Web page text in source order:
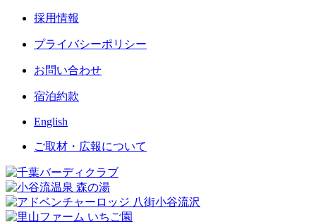
採用情報
プライバシーポリシー
お問い合わせ
宿泊約款
English
ご取材・広報について